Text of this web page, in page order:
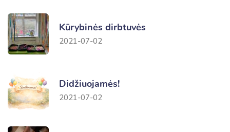
Kūrybinės dirbtuvės
2021-07-02
Didžiuojamės!
2021-07-02